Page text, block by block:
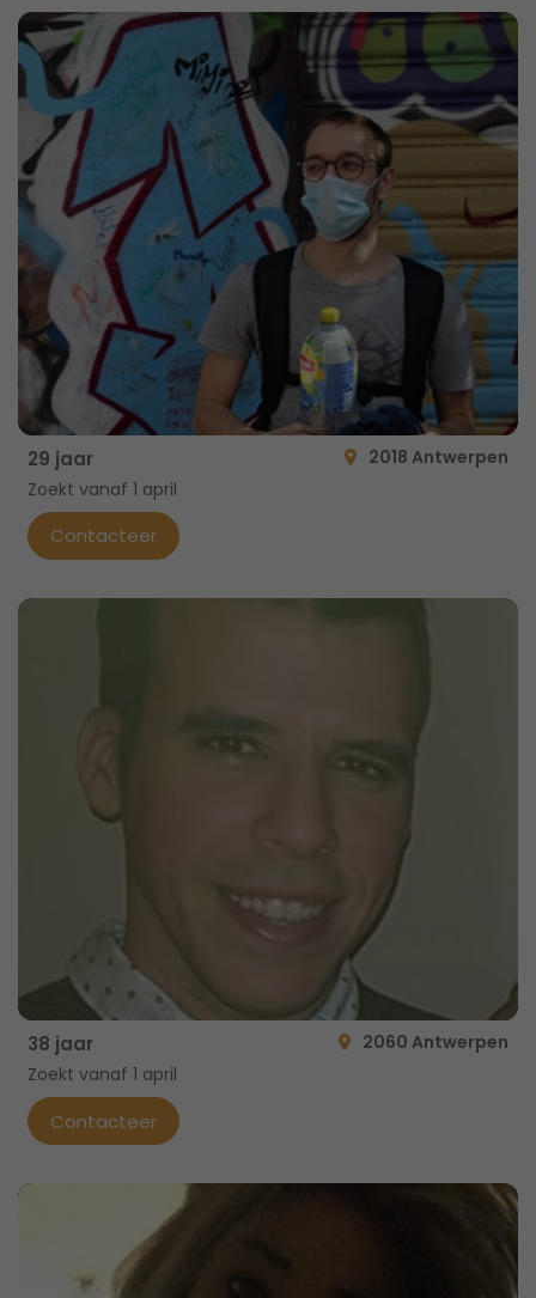
29 jaar
2018 Antwerpen
Zoekt vanaf 1 april
Contacteer
38 jaar
2060 Antwerpen
Zoekt vanaf 1 april
Contacteer